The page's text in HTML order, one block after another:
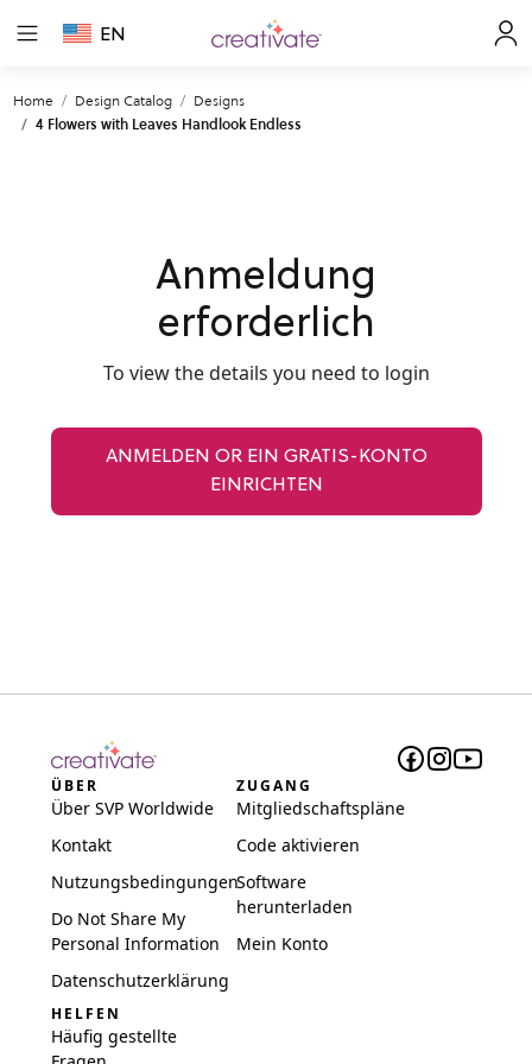
EN
Home Design Catalog
Designs
4 Flowers with Leaves Handlook Endless
Anmeldung
erforderlich
To view the details you need to login
ANMELDEN OR EIN GRATIS-KONTO
EINRICHTEN
ÜBER
Über SVP Worldwide
Kontakt
Nutzungsbedingungen
Do Not Share My
Personal Information
Datenschutzerklärung
ZUGANG
Mitgliedschaftspläne
Code aktivieren
Software
herunterladen
Mein Konto
HELFEN
Häufig gestellte